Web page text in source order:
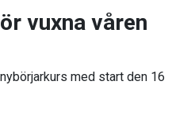
vuxna våren
med start den 16